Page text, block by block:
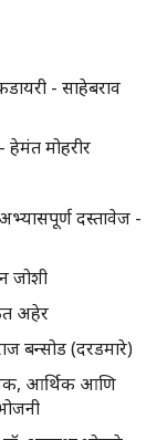
- साहेबराव
हेमंत मोहरीर
दस्तावेज -
जोशी
अहेर
बन्सोड (दरडमारे)
आर्थिक आणि